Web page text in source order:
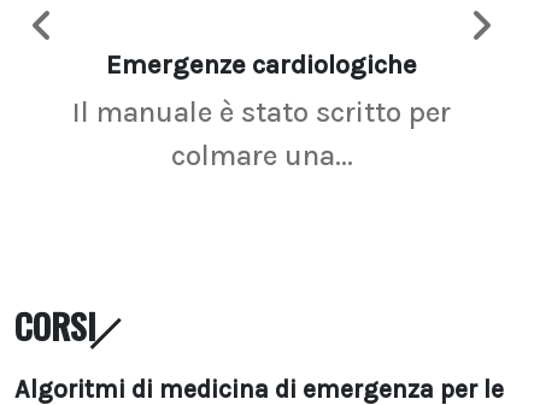
Emergenze cardiologiche
Il manuale è stato scritto per
colmare una...
CORSI
Algoritmi di medicina di emergenza per le